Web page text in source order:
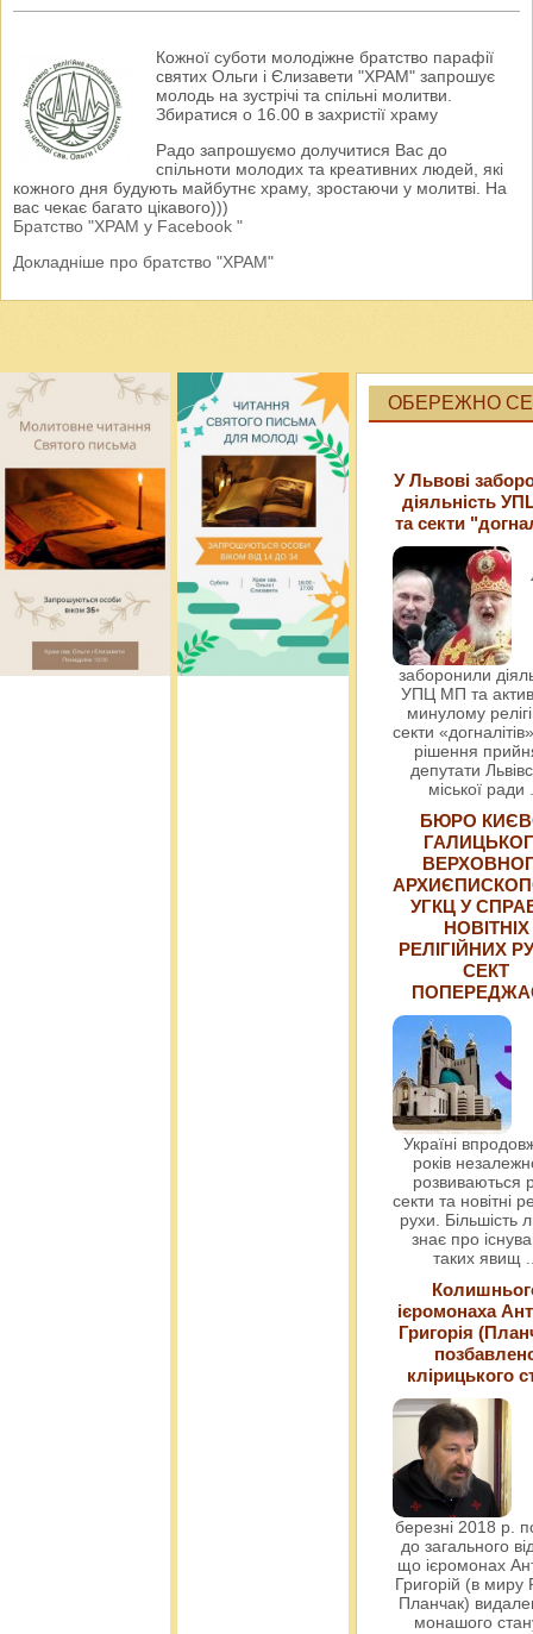
Кожної суботи молодіжне братство парафії
святих Ольги і Єлизавети "ХРАМ" запрошує
молодь на зустрічі та спільні молитви.
Збиратися о 16.00 в захристії храму
Радо запрошуємо долучитися Вас до
спільноти молодих та креативних людей, які
кожного дня будують майбутнє храму, зростаючи у молитві. На
вас чекає багато цікавого)))
Братство "ХРАМ у Facebook "
Докладніше про братство "ХРАМ"
ОБЕРЕЖНО
У Львові
діяльність
та секти
заборонили
УПЦ МП та
минулому
секти
рішення
депутати
міської ради
БЮРО
УГКЦ У
НОВІТНІХ
РЕЛІГІЙНИХ
СЕКТ
Україні
років
розвиваються
секти та новітні
рухи. Більшість
знає про
таких явищ
ієромонаха
Григорія
клірицького
березні 2018 р.
до загального
що ієромонах
Григорій (в миру
Планчак)
монашого